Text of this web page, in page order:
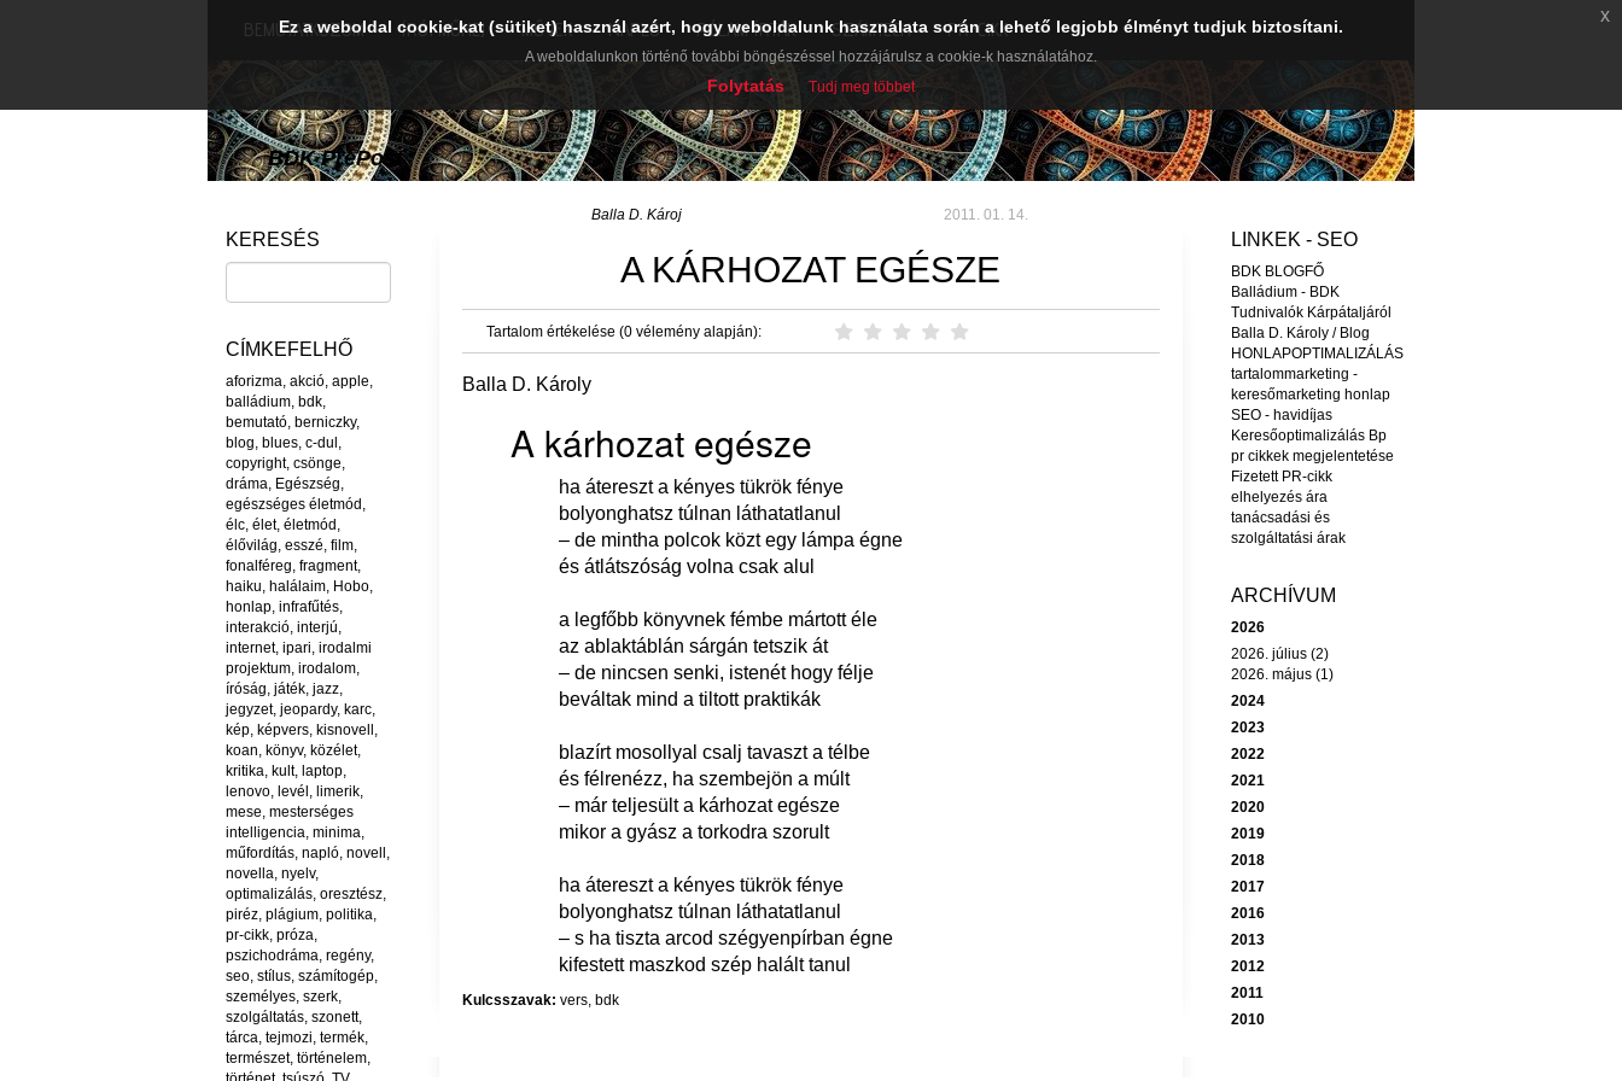
BEMUTATKOZOM ÍRÓI MŰHEJ MŰVEK NAPLÓ RÓLAM ÍRTÁK SZÁMTECH PR-CIKK
BDK PréPost
Balla D. Károj 2011. 01. 14.
A KÁRHOZAT EGÉSZE
Tartalom értékelése (0 vélemény alapján):
Balla D. Károly
A kárhozat egésze
ha átereszt a kényes tükrök fénye
bolyonghatsz túlnan láthatatlanul
– de mintha polcok közt egy lámpa égne
és átlátszóság volna csak alul
a legfőbb könyvnek fémbe mártott éle
az ablaktáblán sárgán tetszik át
– de nincsen senki, istenét hogy félje
beváltak mind a tiltott praktikák
blazírt mosollyal csalj tavaszt a télbe
és félrenézz, ha szembejön a múlt
– már teljesült a kárhozat egésze
mikor a gyász a torkodra szorult
ha átereszt a kényes tükrök fénye
bolyonghatsz túlnan láthatatlanul
– s ha tiszta arcod szégyenpírban égne
kifestett maszkod szép halált tanul
Kulcsszavak: vers, bdk
KERESÉS
CÍMKEFELHŐ
aforizma, akció, apple,
balládium, bdk,
bemutató, berniczky,
blog, blues, c-dul ,
copyright, csönge,
dráma, Egészség,
egészséges életmód ,
élc, élet, életmód ,
élővilág, esszé, film,
fonalféreg, fragment,
haiku, halálaim, Hobo,
honlap, infrafűtés,
interakció, interjú,
internet, ipari, irodalmi
projektum, irodalom,
íróság, játék, jazz,
jegyzet, jeopardy, karc,
kép, képvers, kisnovell ,
koan, könyv, közélet,
kritika, kult, laptop,
lenovo, levél , limerik,
mese, mesterséges
intelligencia, minima,
műfordítás, napló, novell ,
novella, nyelv,
optimalizálás, oresztész,
piréz, plágium, politika,
pr-cikk, próza,
pszichodráma, regény,
seo, stílus, számítogép,
személyes, szerk,
szolgáltatás, szonett,
tárca, tejmozi, termék,
természet, történelem,
LINKEK - SEO
BDK BLOGFŐ
Balládium - BDK
Tudnivalók Kárpátaljáról
Balla D. Károly / Blog
HONLAPOPTIMALIZÁLÁS
tartalommarketing -
keresőmarketing honlap
SEO - havidíjas
Keresőoptimalizálás Bp
pr cikkek megjelentetése
Fizetett PR-cikk
elhelyezés ára
tanácsadási és
szolgáltatási árak
ARCHÍVUM
2026
2026. július (2)
2026. május (1)
2024
2023
2022
2021
2020
2019
2018
2017
2016
2013
2012
2011
2010
Ez a weboldal cookie-kat (sütiket) használ azért, hogy weboldalunk használata során a lehető legjobb élményt tudjuk biztosítani.
A weboldalunkon történő további böngészéssel hozzájárulsz a cookie-k használatához.
Folytatás Tudj meg többet
x